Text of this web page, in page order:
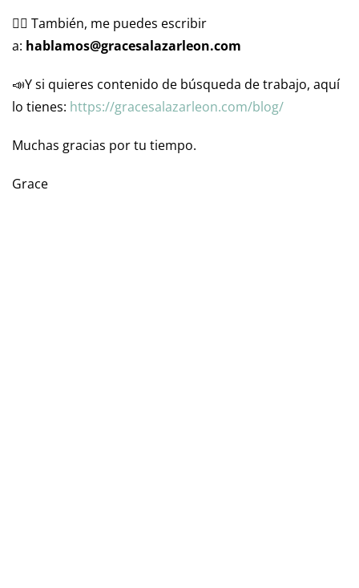
👉🏼 También, me puedes escribir
a: hablamos@gracesalazarleon.com
📣Y si quieres contenido de búsqueda de trabajo, aquí
lo tienes: ⁠⁠https://gracesalazarleon.com/blog/⁠⁠
Muchas gracias por tu tiempo.
Grace